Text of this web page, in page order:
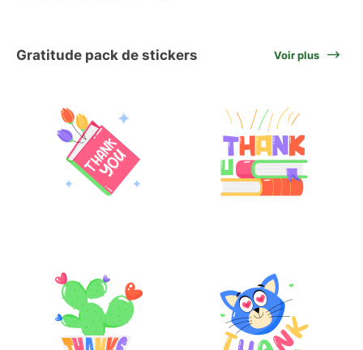
Gratitude pack de stickers Voir plus